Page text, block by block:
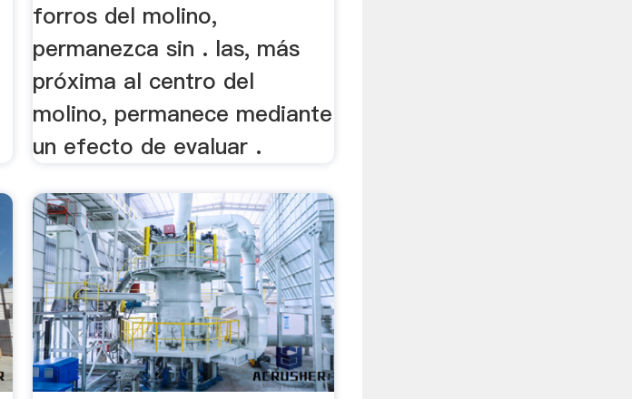
forros del molino,
permanezca sin . las, más
próxima al centro del
molino, permanece mediante
un efecto de evaluar .